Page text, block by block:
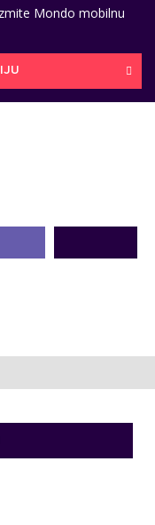
Mondo mobilnu